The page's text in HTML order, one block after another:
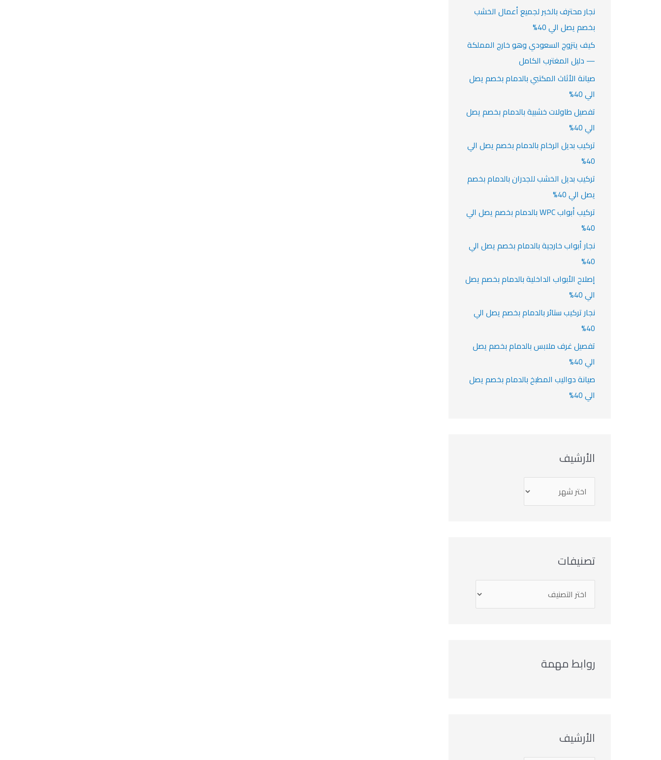
ن
:
نجار محترف بالخبر لجميع أعمال الخشب
بخصم يصل الي 40%
كيف يتزوج السعودي وهو خارج المملكة
— دليل المغترب الكامل
صيانة الأثاث المكتبي بالدمام بخصم يصل
الي 40%
تفصيل طاولات خشبية بالدمام بخصم يصل
الي 40%
تركيب بديل الرخام بالدمام بخصم يصل الي
40%
تركيب بديل الخشب للجدران بالدمام بخصم
يصل الي 40%
تركيب أبواب WPC بالدمام بخصم يصل الي
40%
نجار أبواب خارجية بالدمام بخصم يصل الي
40%
إصلاح الأبواب الداخلية بالدمام بخصم يصل
الي 40%
نجار تركيب ستائر بالدمام بخصم يصل الي
40%
تفصيل غرف ملابس بالدمام بخصم يصل
الي 40%
صيانة دواليب المطبخ بالدمام بخصم يصل
الي 40%
الأرشيف
تصنيفات
روابط مهمة
الأرشيف